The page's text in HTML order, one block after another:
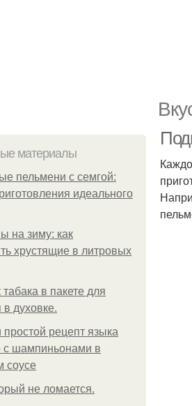
материалы
пельмени с семгой:
идеального
на зиму: как
хрустящие в литровых
в пакете для
в духовке.
простой рецепт языка
с шампиньонами в
соусе
не ломается.